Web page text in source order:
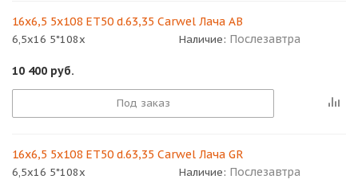
16x6,5 5x108 ET50 d.63,35 Carwel Лача AB
6,5x16 5*108x Наличие: Послезавтра
10 400 руб.
Под заказ
16x6,5 5x108 ET50 d.63,35 Carwel Лача GR
6,5x16 5*108x Наличие: Послезавтра